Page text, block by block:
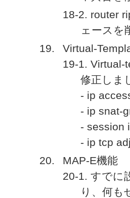
18-2. router
ェースを
Virtual-
19-1. Virtual-
修正しま
- ip
- ip snat-
- session
- ip tcp
MAP-E機能
20-1. すでに
り、何も